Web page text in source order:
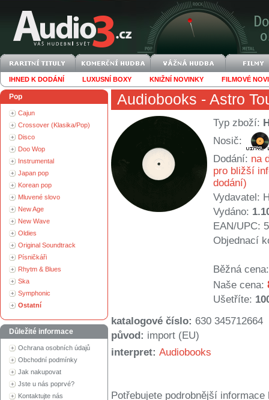
IHNED K DODÁNÍ LUXUSNÍ BOXY KNIŽNÍ NOVINKY FILMOVÉ
Pop
Cajun
Crossover (Klasika/Pop)
Disco
Doo Wop
Instrumental
Japan pop
Korean pop
Mluvené slovo
New Age
New Wave
Oldies
Original Soundtrack
Písničkáři
Rhytm & Blues
Ska
Symphonic
Ostatní
Důležité informace
Ochrana osobních údajů
Obchodní podmínky
Jak nakupovat
Jste u nás poprvé?
Kontaktujte nás
Audiobooks - Astro
Typ zboží:
Nosič:
Dodání: na
pro bližší
dodání)
Vydavatel:
Vydáno:
EAN/UPC:
Objednací
Běžná cena:
Naše cena:
Ušetříte:
katalogové číslo: 630 345712664
původ: import (EU)
interpret: Audiobooks
Potřebujete podrobnější